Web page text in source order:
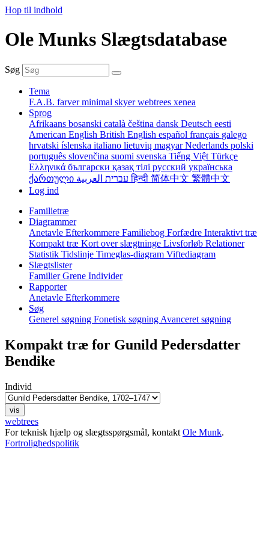
Hop til indhold
Ole Munks Slægtsdatabase
Søg
Tema
F.A.B. farverminimal skyerwebtrees xenea
Sprog
Afrikaans bosanski català čeština dansk Deutsch eesti
American English British English español français galego
hrvatski íslenska italiano lietuvių magyarNederlands polski
português slovenčina suomi svenska Tiếng Việt Türkçe
Ελληνικά български қазақ тілі русский українська
ქართული
עברית العربيةहिन्दी 简体中文 繁體中文
Log ind
Familietræ
Diagrammer
Anetavle Efterkommere Familiebog Forfædre Interaktivt træ
Kompakt træ Kort over slægtninge Livsforløb Relationer
Statistik Tidslinje Timeglas-diagram Viftediagram
Slægtslister
FamilierGrene Individer
Rapporter
Anetavle Efterkommere
Søg
Generel søgning Fonetisk søgning Avanceret søgning
Kompakt træ for Gunild Pedersdatter
Bendike
Individ
webtrees
For teknisk hjælp og slægtsspørgsmål, kontakt Ole Munk.
Fortrolighedspolitik